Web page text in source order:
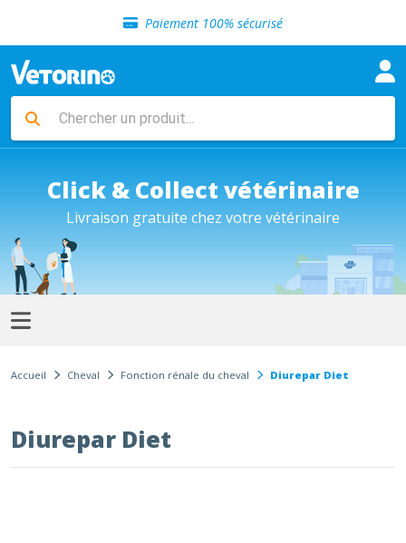
Paiement 100% sécurisé
Livraison gratuite en clinique vétérinaire
Sélection de croquettes vétérinaire
Livraison gratuite en clinique vétérinaire
Retour gratuit en clinique
Click & Collect vétérinaire
Livraison gratuite chez votre vétérinaire
Accueil Cheval Fonction rénale du cheval Diurepar Diet
Diurepar Diet